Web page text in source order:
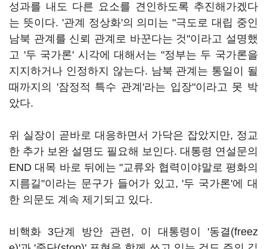
성과를 내도 다른 요소를 견인하도록 추진해가겠다
는 뜻이다. '관계 정상화'의 의미는 "극도로 대립 중인
남북 관계를 신뢰 관계로 바꾼다는 것"이라고 설명했
고 '두 국가론' 시각에 대해서는 "정부는 두 국가론을
지지하거나 인정하지 않는다. 남북 관계는 통일이 될
때까지의 '잠정적 특수 관계'라는 입장"이라고 못 박
았다.
위 실장이 곧바로 대응하면서 가닥은 잡았지만, 정교
한 추가 보완 설명도 필요해 보인다. 대통령 연설문의
END 대목 바로 뒤에는 "교류와 협력이야말로 평화의
지름길"이라는 문구가 들어가 있고, '두 국가론'에 대
한 의문도 계속 제기되고 있다.
비핵화 3단계 방안 관련, 이 대통령이 '동결(freez